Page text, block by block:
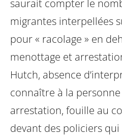
saurait compter le
migrantes interpellées
pour « racolage » en
menottage et
Hutch, absence
connaître à la
arrestation, fouille au
devant des policiers